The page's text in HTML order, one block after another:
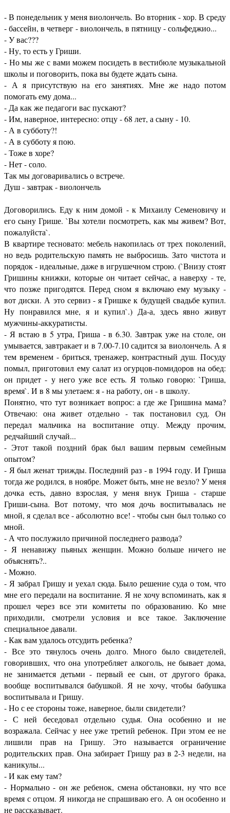
- В понедельник у меня виолончель. Во вторник - хор. В среду
- бассейн, в четверг - виолончель, в пятницу - сольфеджио...
- У вас???
- Ну, то есть у Гриши.
- Но мы же с вами можем посидеть в вестибюле музыкальной
школы и поговорить, пока вы будете ждать сына.
- А я присутствую на его занятиях. Мне же надо потом
помогать ему дома...
- Да как же педагоги вас пускают?
- Им, наверное, интересно: отцу - 68 лет, а сыну - 10.
- А в субботу?!
- А в субботу я пою.
- Тоже в хоре?
- Нет - соло.
Так мы договаривались о встрече.
Душ - завтрак - виолончель
Договорились. Еду к ним домой - к Михаилу Семеновичу и
его сыну Грише. `Вы хотели посмотреть, как мы живем? Вот,
пожалуйста`.
В квартире тесновато: мебель накопилась от трех поколений,
но ведь родительскую память не выбросишь. Зато чистота и
порядок - идеальные, даже в игрушечном строю. (`Внизу стоят
Гришины книжки, которые он читает сейчас, а наверху - те,
что позже пригодятся. Перед сном я включаю ему музыку -
вот диски. А это сервиз - я Гришке к будущей свадьбе купил.
Ну понравился мне, я и купил`.) Да-а, здесь явно живут
мужчины-аккуратисты.
- Я встаю в 5 утра, Гриша - в 6.30. Завтрак уже на столе, он
умывается, завтракает и в 7.00-7.10 садится за виолончель. А я
тем временем - бриться, тренажер, контрастный душ. Посуду
помыл, приготовил ему салат из огурцов-помидоров на обед:
он придет - у него уже все есть. Я только говорю: `Гриша,
время`. И в 8 мы улетаем: я - на работу, он - в школу.
Понятно, что тут возникает вопрос: а где же Гришина мама?
Отвечаю: она живет отдельно - так постановил суд. Он
передал мальчика на воспитание отцу. Между прочим,
редчайший случай...
- Этот такой поздний брак был вашим первым семейным
опытом?
- Я был женат трижды. Последний раз - в 1994 году. И Гриша
тогда же родился, в ноябре. Может быть, мне не везло? У меня
дочка есть, давно взрослая, у меня внук Гриша - старше
Гриши-сына. Вот потому, что моя дочь воспитывалась не
мной, я сделал все - абсолютно все! - чтобы сын был только со
мной.
- А что послужило причиной последнего развода?
- Я ненавижу пьяных женщин. Можно больше ничего не
объяснять?..
- Можно.
- Я забрал Гришу и уехал сюда. Было решение суда о том, что
мне его передали на воспитание. Я не хочу вспоминать, как я
прошел через все эти комитеты по образованию. Ко мне
приходили, смотрели условия и все такое. Заключение
специальное давали.
- Как вам удалось отсудить ребенка?
- Все это тянулось очень долго. Много было свидетелей,
говоривших, что она употребляет алкоголь, не бывает дома,
не занимается детьми - первый ее сын, от другого брака,
вообще воспитывался бабушкой. Я не хочу, чтобы бабушка
воспитывала и Гришу.
- Но с ее стороны тоже, наверное, были свидетели?
- С ней беседовал отдельно судья. Она особенно и не
возражала. Сейчас у нее уже третий ребенок. При этом ее не
лишили прав на Гришу. Это называется ограничение
родительских прав. Она забирает Гришу раз в 2-3 недели, на
каникулы...
- И как ему там?
- Нормально - он же ребенок, смена обстановки, ну что все
время с отцом. Я никогда не спрашиваю его. А он особенно и
не рассказывает.